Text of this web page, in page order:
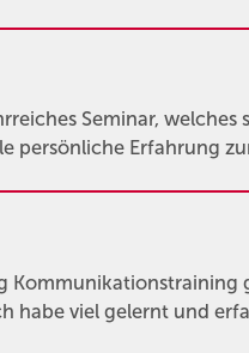
Seminar,
persönliche Erfahrung
habe viel gelernt und